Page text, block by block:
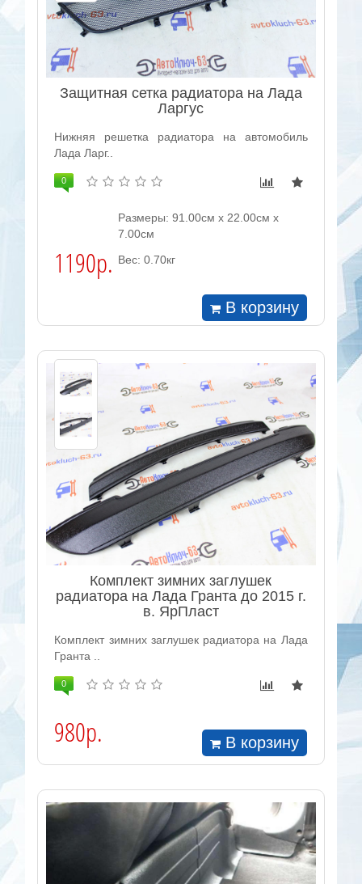
Защитная сетка радиатора на Лада
Ларгус
Нижняя решетка радиатора на автомобиль
Лада Ларг..
0
1190р.
Размеры: 91.00см x 22.00см x
7.00см
Вес: 0.70кг
В корзину
Комплект зимних заглушек
радиатора на Лада Гранта до 2015 г.
в. ЯрПласт
Комплект зимних заглушек радиатора на Лада
Гранта ..
0
980р. В корзину